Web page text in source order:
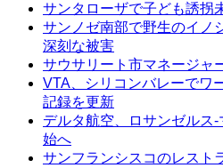
サンタローザで子ども誘拐
サンノゼ南部で野生のイノ
深刻な被害
サウサリート市マネージャ
VTA、シリコンバレーでワ
記録を更新
デルタ航空、ロサンゼルス
始へ
サンフランシスコのレスト